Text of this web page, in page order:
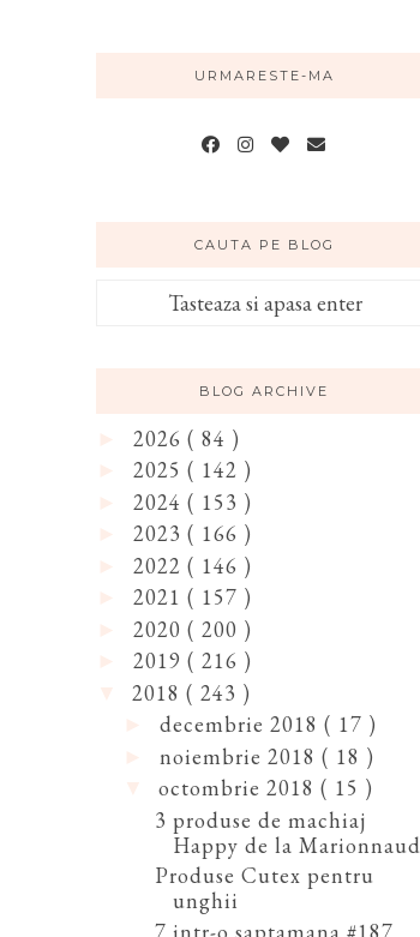
URMARESTE-MA
CAUTA PE BLOG
BLOG ARCHIVE
2026 ( 84 )
2025 ( 142 )
2024 ( 153 )
2023 ( 166 )
2022 ( 146 )
2021 ( 157 )
2020 ( 200 )
2019 ( 216 )
2018 ( 243 )
decembrie 2018 ( 17 )
noiembrie 2018 ( 18 )
octombrie 2018 ( 15 )
3 produse de machiaj
Happy de la Marionnaud
Produse Cutex pentru
unghii
7 intr-o saptamana #187